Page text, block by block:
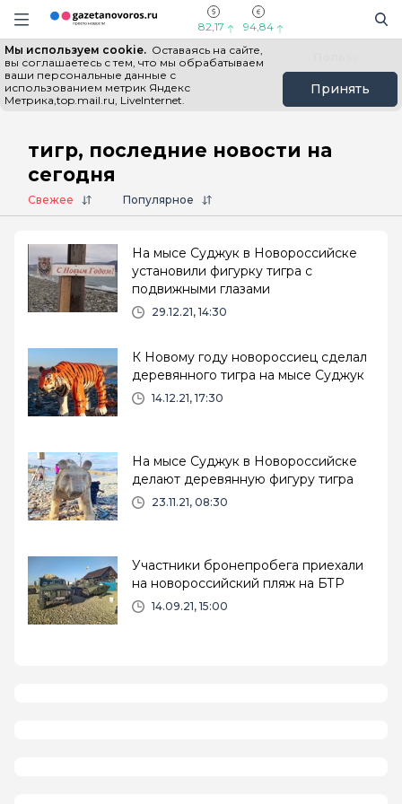
Информационный портал "ГазетаНоворос.ру"
Навигация сайта
82,17 94,84
Мы используем cookie. Оставаясь на сайте,
вы соглашаетесь с тем, что мы обрабатываем
ваши персональные данные с
использованием метрик Яндекс
Метрика,top.mail.ru, LiveInternet.
Принять
Все новости Новости России
Главная # тигр
тигр, последние новости на
сегодня
Свежее Популярное
На мысе Суджук в Новороссийске
установили фигурку тигра с
подвижными глазами
29.12.21, 14:30
К Новому году новороссиец сделал
деревянного тигра на мысе Суджук
14.12.21, 17:30
На мысе Суджук в Новороссийске
делают деревянную фигуру тигра
23.11.21, 08:30
Участники бронепробега приехали
на новороссийский пляж на БТР
14.09.21, 15:00